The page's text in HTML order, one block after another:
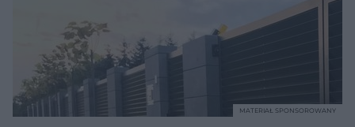
MATERIAŁ SPONSOROWANY